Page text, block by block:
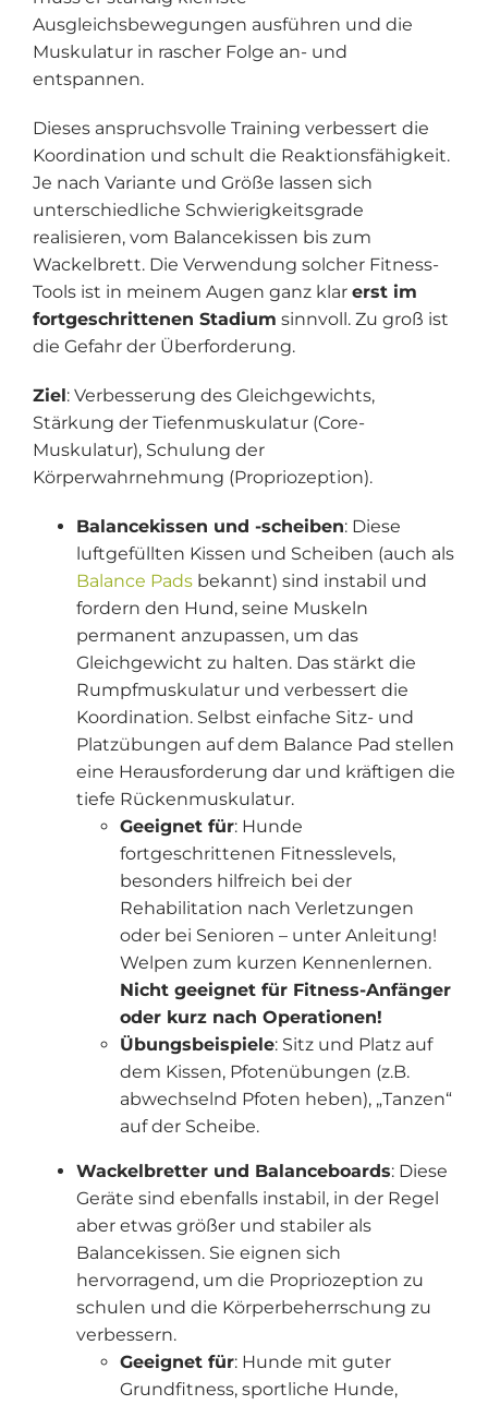
Ausgleichsbewegungen ausführen und die
Muskulatur in rascher Folge an- und
entspannen.
Dieses anspruchsvolle Training verbessert die
Koordination und schult die Reaktionsfähigkeit.
Je nach Variante und Größe lassen sich
unterschiedliche Schwierigkeitsgrade
realisieren, vom Balancekissen bis zum
Wackelbrett. Die Verwendung solcher Fitness-
Tools ist in meinem Augen ganz klar erst im
fortgeschrittenen Stadium sinnvoll. Zu groß ist
die Gefahr der Überforderung.
Ziel: Verbesserung des Gleichgewichts,
Stärkung der Tiefenmuskulatur (Core-
Muskulatur), Schulung der
Körperwahrnehmung (Propriozeption).
Balancekissen und -scheiben: Diese
luftgefüllten Kissen und Scheiben (auch als
Balance Pads bekannt) sind instabil und
fordern den Hund, seine Muskeln
permanent anzupassen, um das
Gleichgewicht zu halten. Das stärkt die
Rumpfmuskulatur und verbessert die
Koordination. Selbst einfache Sitz- und
Platzübungen auf dem Balance Pad stellen
eine Herausforderung dar und kräftigen die
tiefe Rückenmuskulatur.
Geeignet für: Hunde
fortgeschrittenen Fitnesslevels,
besonders hilfreich bei der
Rehabilitation nach Verletzungen
oder bei Senioren – unter Anleitung!
Welpen zum kurzen Kennenlernen.
Nicht geeignet für Fitness-Anfänger
oder kurz nach Operationen!
Übungsbeispiele: Sitz und Platz auf
dem Kissen, Pfotenübungen (z.B.
abwechselnd Pfoten heben), „Tanzen“
auf der Scheibe.
Wackelbretter und Balanceboards: Diese
Geräte sind ebenfalls instabil, in der Regel
aber etwas größer und stabiler als
Balancekissen. Sie eignen sich
hervorragend, um die Propriozeption zu
schulen und die Körperbeherrschung zu
verbessern.
Geeignet für: Hunde mit guter
Grundfitness, sportliche Hunde,